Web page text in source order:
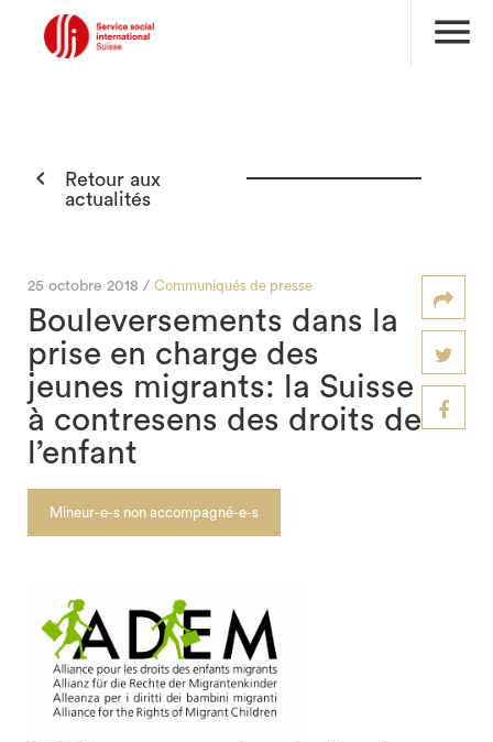
menu

Retour aux
actualités
25 octobre 2018 / Communiqués de presse
Bouleversements dans la
prise en charge des
jeunes migrants: la Suisse
à contresens des droits de
l’enfant
Mineur-e-s non accompagné-e-s